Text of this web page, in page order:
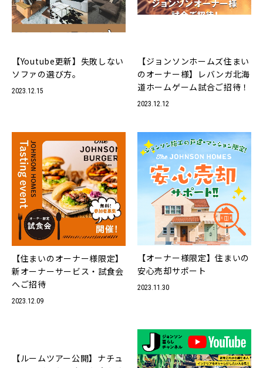
インテリア 飲食
不動産事業 The JOHNSON STORE
私たちについて
企業情報
会社沿革
住宅オーナー様ページ
お友達紹介制度
ie JOURNAL
【Youtube更新】失敗しない
ソファの選び方。
2023.12.15
【ジョンソンホームズ住まい
のオーナー様】レバンガ北海
道ホームゲーム試合ご招待！
2023.12.12
【住まいのオーナー様限定】
新オーナーサービス・試食会
へご招待
2023.12.09
【オーナー様限定】住まいの
安心売却サポート
2023.11.30
【ルームツアー公開】ナチュ